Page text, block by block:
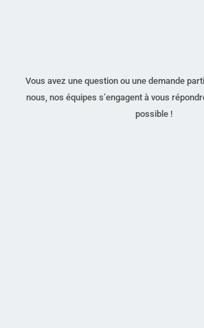
Vous avez une question ou une demande
nous, nos équipes s’engagent à vous
possible !